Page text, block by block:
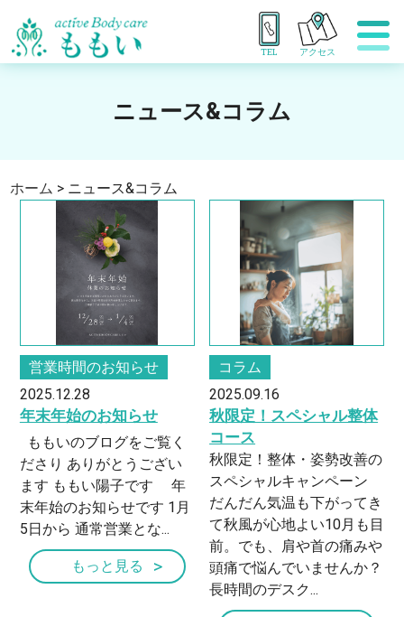
TEL アクセス
ニュース&コラム
ホーム > ニュース&コラム
営業時間のお知らせ
2025.12.28
年末年始のお知らせ
ももいのブログをご覧く
ださり ありがとうござい
ます ももい陽子です 年
末年始のお知らせです 1月
5日から 通常営業とな...
もっと見る
コラム
2025.09.16
秋限定！スペシャル整体
コース
秋限定！整体・姿勢改善の
スペシャルキャンペーン
だんだん気温も下がってき
て秋風が心地よい10月も目
前。でも、肩や首の痛みや
頭痛で悩んでいませんか？
長時間のデスク...